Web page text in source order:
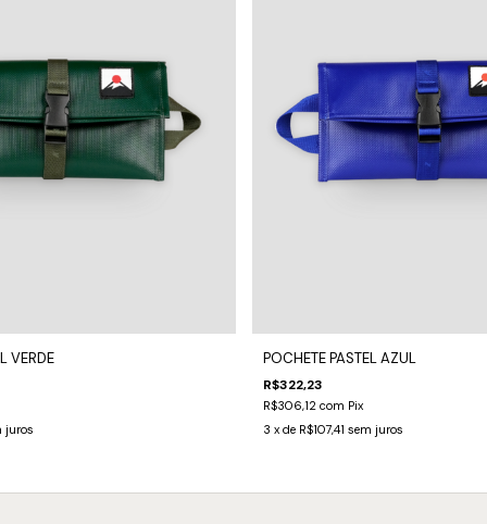
VERDE
juros
POCHETE PASTEL AZUL
R$322,23
R$306,12 com Pix
3 x de R$107,41 sem juros